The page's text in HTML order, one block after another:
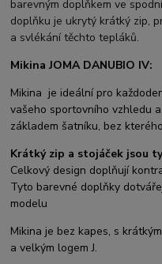
barevným doplňkem ve
doplňku je ukrytý krátký zip,
a svlékání těchto tepláků.
Mikina JOMA DANUBIO IV:
Mikina je ideální pro
vašeho sportovního vzhledu
základem šatníku, bez
Krátký zip a stojáček jsou
Celkový design doplňují
Tyto barevné doplňky
modelu
Mikina je bez kapes, s
a velkým logem J.